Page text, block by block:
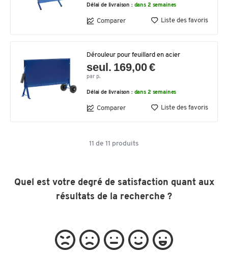
Délai de livraison : dans 2 semaines
Comparer Liste des favoris
Dérouleur pour feuillard en acier
seul. 169,00 €
par p.
Délai de livraison : dans 2 semaines
Comparer Liste des favoris
11 de 11 produits
Quel est votre degré de satisfaction quant aux
résultats de la recherche ?